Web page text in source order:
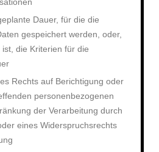
Dauer, für die die
gespeichert werden, oder,
die Kriterien für die
Rechts auf Berichtigung oder
personenbezogenen
der Verarbeitung durch
eines Widerspruchsrechts